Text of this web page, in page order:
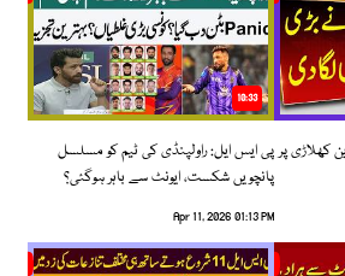
کھلاڑی پر
10:33
پی ایس ایل: راولپنڈی کی ٹیم کو مسلسل
پانچویں شکست، ایونٹ سے باہر ہوگئی؟
Apr 11, 2026 01:13 PM